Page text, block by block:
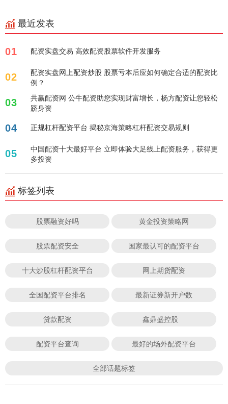
最近发表
01 配资实盘交易 高效配资股票软件开发服务
02
配资实盘网上配资炒股 股票亏本后应如何确定合适的配资比
例？
03
共赢配资网 公牛配资助您实现财富增长，杨方配资让您轻松
跻身资
04 正规杠杆配资平台 揭秘京海策略杠杆配资交易规则
05
中国配资十大最好平台 立即体验大足线上配资服务，获得更
多投资
标签列表
股票融资好吗 黄金投资策略网
股票配资安全 国家最认可的配资平台
十大炒股杠杆配资平台 网上期货配资
全国配资平台排名 最新证券新开户数
贷款配资 鑫鼎盛控股
配资平台查询 最好的场外配资平台
全部话题标签